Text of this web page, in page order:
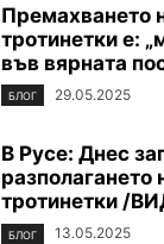
Премахването
тротинетки е:
във вярната
БЛОГ 29.05.2025
В Русе: Днес
разполагането
тротинетки /
БЛОГ 13.05.2025